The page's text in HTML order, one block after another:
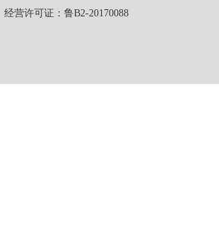
经营许可证：鲁B2-20170088